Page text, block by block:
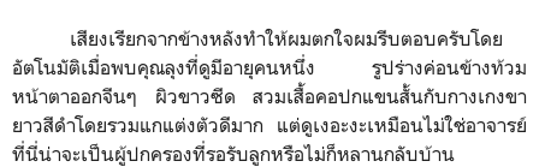
เสียงเรียกจากข้างหลังทำให้ผมตกใจผมรีบตอบครับโดย
อัตโนมัติเมื่อพบคุณลุงที่ดูมีอายุคนหนึ่ง รูปร่างค่อนข้างท้วม
หน้าตาออกจีนๆ ผิวขาวซีด สวมเสื้อคอปกแขนสั้นกับกางเกงขา
ยาวสีดำโดยรวมแกแต่งตัวดีมาก แต่ดูเงอะงะเหมือนไม่ใช่อาจารย์
ที่นี่น่าจะเป็นผู้ปกครองที่รอรับลูกหรือไม่ก็หลานกลับบ้าน